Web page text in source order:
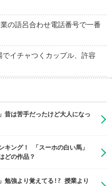
の語呂合わせ電話番号で一番
イチャつくカップル、許容
昔は苦手だったけど大人になっ
キング！ 「スーホの白い馬」
どの作品？
勉強より覚えてる!? 授業より